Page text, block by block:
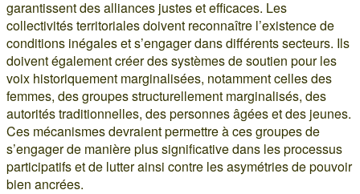
garantissent des alliances justes et efficaces. Les
collectivités territoriales doivent reconnaître l’existence de
conditions inégales et s’engager dans différents secteurs. Ils
doivent également créer des systèmes de soutien pour les
voix historiquement marginalisées, notamment celles des
femmes, des groupes structurellement marginalisés, des
autorités traditionnelles, des personnes âgées et des jeunes.
Ces mécanismes devraient permettre à ces groupes de
s’engager de manière plus significative dans les processus
participatifs et de lutter ainsi contre les asymétries de pouvoir
bien ancrées.